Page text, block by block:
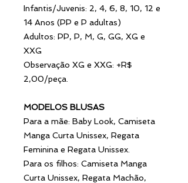
Infantis/Juvenis: 2, 4, 6, 8, 10, 12 e
14 Anos (PP e P adultas)
Adultos: PP, P, M, G, GG, XG e
XXG
Observação XG e XXG: +R$
2,00/peça.
MODELOS BLUSAS
Para a mãe: Baby Look, Camiseta
Manga Curta Unissex, Regata
Feminina e Regata Unissex.
Para os filhos: Camiseta Manga
Curta Unissex, Regata Machão,